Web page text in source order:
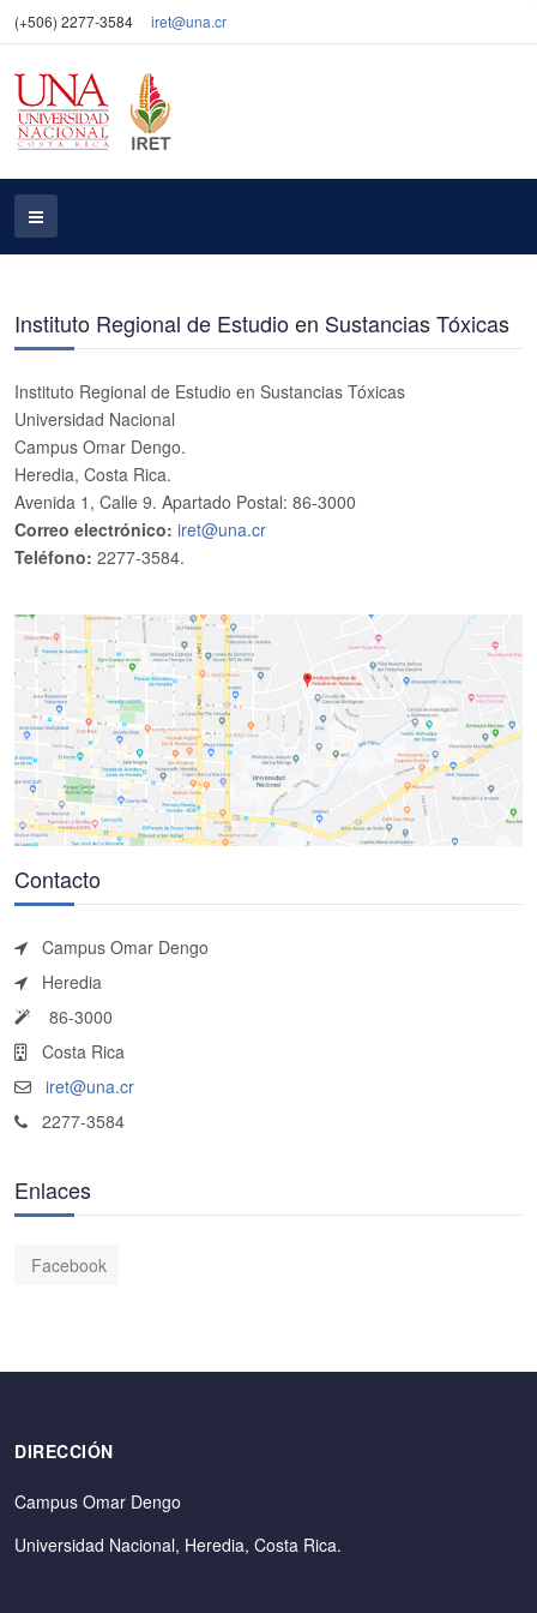
(+506) 2277-3584 iret@una.cr
Instituto Regional de Estudio en Sustancias Tóxicas
Instituto Regional de Estudio en Sustancias Tóxicas
Universidad Nacional
Campus Omar Dengo.
Heredia, Costa Rica.
Avenida 1, Calle 9. Apartado Postal: 86-3000
Correo electrónico: iret@una.cr
Teléfono: 2277-3584.
Contacto
Campus Omar Dengo
Heredia
86-3000
Costa Rica
iret@una.cr
2277-3584
Enlaces
Facebook
DIRECCIÓN
Campus Omar Dengo
Universidad Nacional, Heredia, Costa Rica.